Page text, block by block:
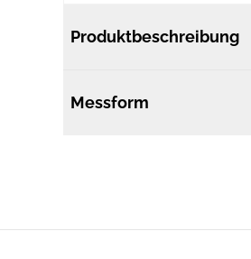
Produktbeschreibung
Messform